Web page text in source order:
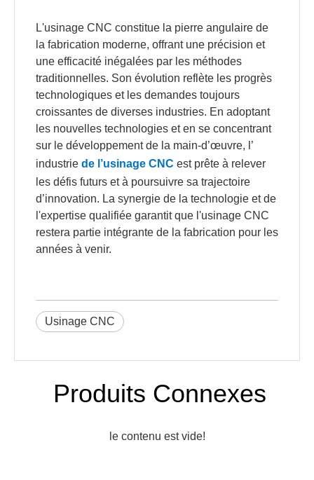
L'usinage CNC constitue la pierre angulaire de
la fabrication moderne, offrant une précision et
une efficacité inégalées par les méthodes
traditionnelles. Son évolution reflète les progrès
technologiques et les demandes toujours
croissantes de diverses industries. En adoptant
les nouvelles technologies et en se concentrant
sur le développement de la main-d’œuvre, l’
industrie de l’usinage CNC est prête à relever
les défis futurs et à poursuivre sa trajectoire
d’innovation. La synergie de la technologie et de
l'expertise qualifiée garantit que l'usinage CNC
restera partie intégrante de la fabrication pour les
années à venir.
Usinage CNC
Produits Connexes
le contenu est vide!